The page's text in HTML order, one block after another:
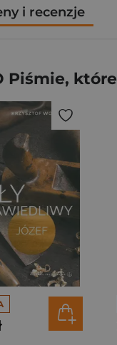
i recenzje
Piśmie,